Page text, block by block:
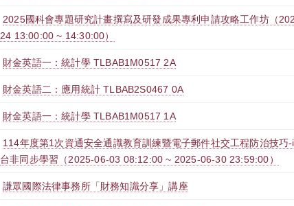
2025國科會專題研究計畫撰寫及研發成果專利申請攻略工作坊（
24 13:00:00 ~ 14:30:00）
財金英語一：統計學 TLBAB1M0517 2A
財金英語二：應用統計 TLBAB2S0467 0A
財金英語一：統計學 TLBAB1M0517 1A
114年度第1次資通安全通識教育訓練暨電子郵件社交工程防治技巧
台非同步學習（2025-06-03 08:12:00 ~ 2025-06-30 23:59:00）
謙眾國際法律事務所「財務知識分享」講座